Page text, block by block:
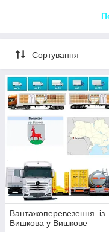
грузоперевезення з
диспетчерський
доставку вантажу, а
транспортні
рефрижератори та
грузоперевезення і
Сортування
Вантажоперевезення із
Вишкова у Вишкове